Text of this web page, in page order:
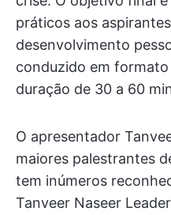
práticos aos
desenvolvimento
conduzido em
duração de 30 a 60
O apresentador
maiores palestrantes
tem inúmeros
Tanveer Naseer